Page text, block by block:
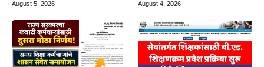
August 5, 2026 August 4, 2026